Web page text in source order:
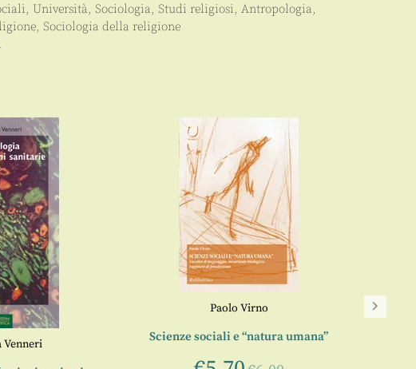
, Università, Sociologia, Studi religiosi, Antropologia,
, Sociologia della religione
Venneri
Paolo Virno
Scienze sociali e “natura umana”